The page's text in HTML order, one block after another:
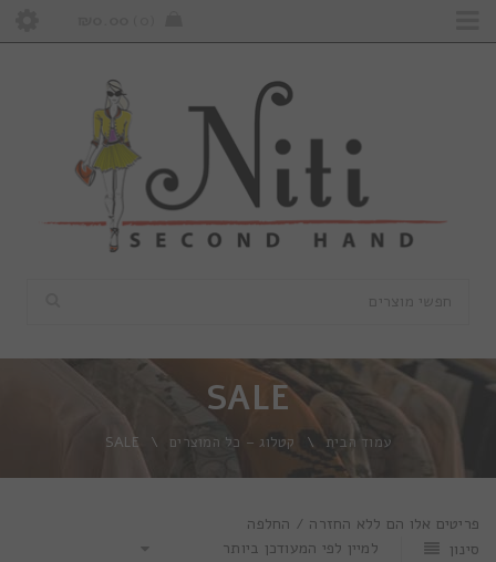
SALE
עמוד הבית \ קטלוג – כל המוצרים \
SALE
פריטים אלו הם ללא החזרה / החלפה
סינון
למיין לפי המעודכן ביותר